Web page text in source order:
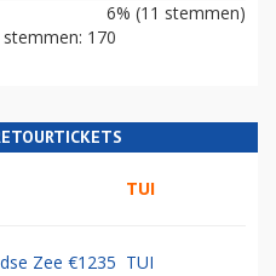
6% (11 stemmen)
170
TUI
Zee €1235 TUI